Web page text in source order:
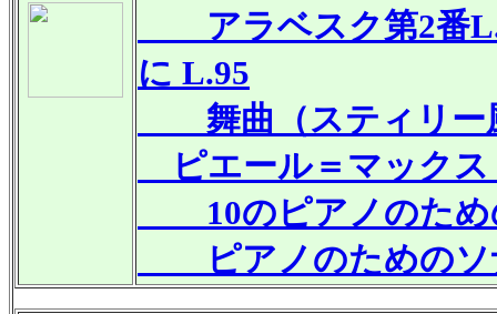
アラベスク第2番
に L.95
舞曲（スティリー
ピエール＝マックス
10のピアノのため
ピアノのためのソ